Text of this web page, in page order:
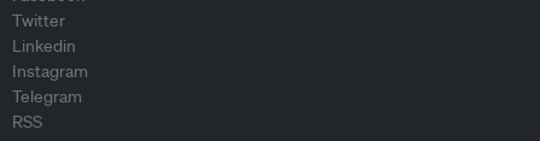
Twitter
Linkedin
Instagram
Telegram
RSS